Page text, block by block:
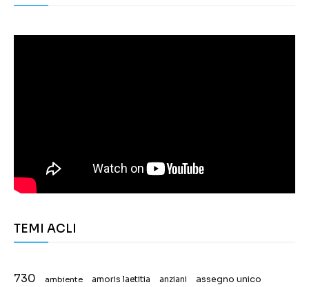
TEMI ACLI
730 ambiente amoris laetitia anziani assegno unico